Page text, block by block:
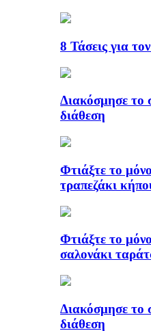
8 Τάσεις για
Διακόσμησε το
διάθεση
Φτιάξτε το
τραπεζάκι
Φτιάξτε το
σαλονάκι
Διακόσμησε το
διάθεση